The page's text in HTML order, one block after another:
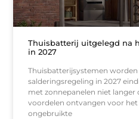
Thuisbatterij uitgelegd na
in 2027
Thuisbatterijsystemen
salderingsregeling in 2027
met zonnepanelen niet langer
voordelen ontvangen voor
ongebruikte